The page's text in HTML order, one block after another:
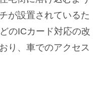
が設置されているた
のICカード対応の改
り、車でのアクセス